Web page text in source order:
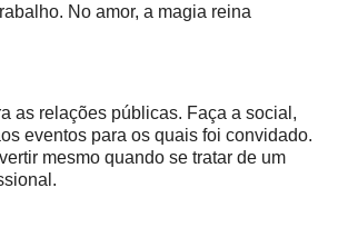
No amor, a magia reina
as relações públicas. Faça a social,
eventos para os quais foi convidado.
mesmo quando se tratar de um